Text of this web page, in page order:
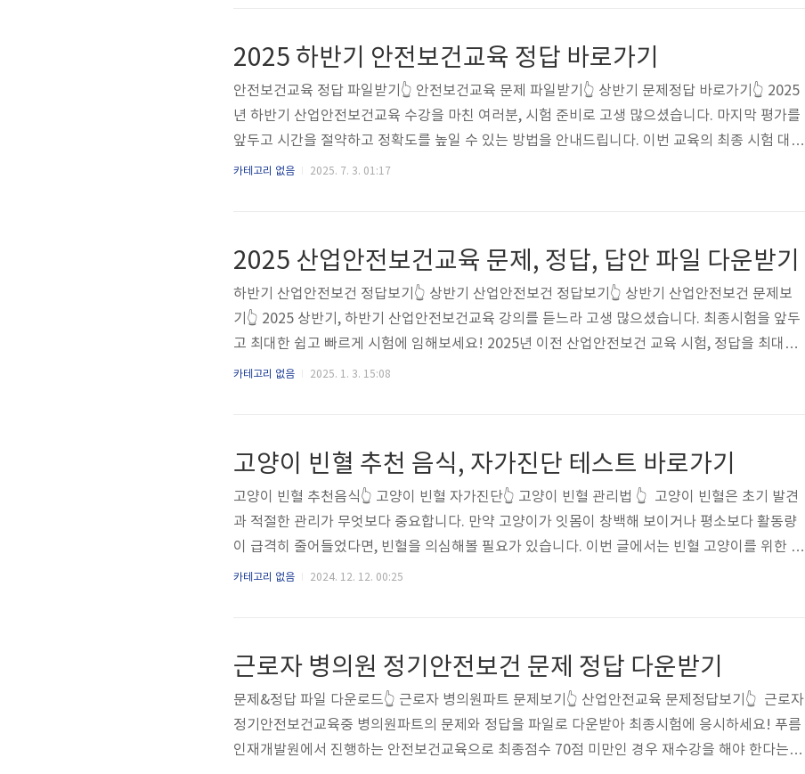
2025 하반기 안전보건교육 정답 바로가기
안전보건교육 정답 파일받기👆 안전보건교육 문제 파일받기👆 상반기 문제정답 바로가기👆 2025
년 하반기 산업안전보건교육 수강을 마친 여러분, 시험 준비로 고생 많으셨습니다. 마지막 평가를
앞두고 시간을 절약하고 정확도를 높일 수 있는 방법을 안내드립니다. 이번 교육의 최종 시험 대비
용 문제 및 정답 자료를 보기 쉽게 정리해 두었습니다. 한눈에 확인 가능한 형식으로 정리되어 있
무리하고 싶다면, 아래에 정리된 문제..
카테고리 없음 2025. 7. 3. 01:17
2025 산업안전보건교육 문제, 정답, 답안 파일 다운받기
하반기 산업안전보건 정답보기👆 상반기 산업안전보건 정답보기👆 상반기 산업안전보건 문제보
기👆 2025 상반기, 하반기 산업안전보건교육 강의를 듣느라 고생 많으셨습니다. 최종시험을 앞두
고 최대한 쉽고 빠르게 시험에 임해보세요! 2025년 이전 산업안전보건 교육 시험, 정답을 최대한
정리하여 파일로 다운받으실 수 있습니다. ctrl+F (찾기 단축키)를 통해 시험 도중 문제와 정답을
식으로 되어 있습니다. 아래 버튼을 통해 정..
카테고리 없음 2025. 1. 3. 15:08
고양이 빈혈 추천 음식, 자가진단 테스트 바로가기
고양이 빈혈 추천음식👆 고양이 빈혈 자가진단👆 고양이 빈혈 관리법 👆 고양이 빈혈은 초기 발견
과 적절한 관리가 무엇보다 중요합니다. 만약 고양이가 잇몸이 창백해 보이거나 평소보다 활동량
이 급격히 줄어들었다면, 빈혈을 의심해볼 필요가 있습니다. 이번 글에서는 빈혈 고양이를 위한 추
천 음식, 자가진단 방법, 그리고 효과적인 관리법을 알려드립니다. 이를 통해 소중한 반려묘의 건
간과 소 간이 있습니다. 간은 철분과 비..
카테고리 없음 2024. 12. 12. 00:25
근로자 병의원 정기안전보건 문제 정답 다운받기
문제&정답 파일 다운로드👆 근로자 병의원파트 문제보기👆 산업안전교육 문제정답보기👆 근로자
정기안전보건교육중 병의원파트의 문제와 정답을 파일로 다운받아 최종시험에 응시하세요! 푸름
인재개발원에서 진행하는 안전보건교육으로 최종점수 70점 미만인 경우 재수강을 해야 한다는